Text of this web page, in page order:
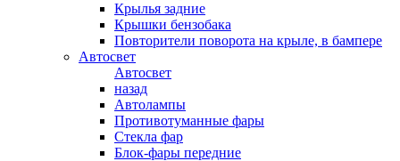
Крылья задние
Крышки бензобака
Повторители поворота на крыле, в бампере
Автосвет
Автосвет
назад
Автолампы
Противотуманные фары
Стекла фар
Блок-фары передние